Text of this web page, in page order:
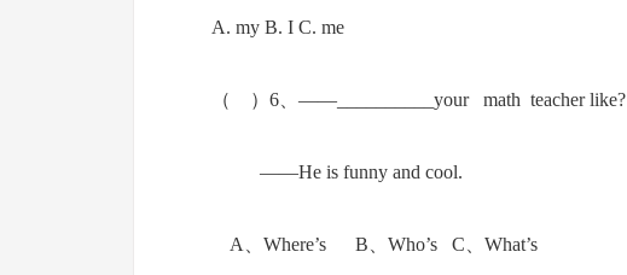
A. my B. I C. me
（ ）6、——__________your math teacher like?
——He is funny and cool.
A、Where’s B、Who’s C、What’s